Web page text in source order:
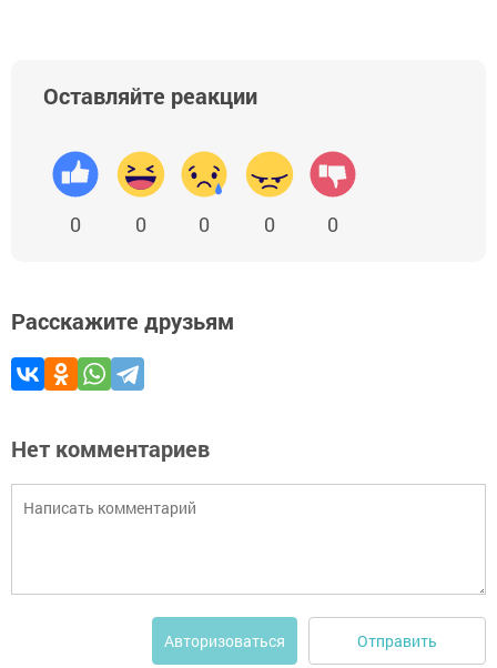
Оставляйте реакции
0 0 0 0 0
Расскажите друзьям
Нет комментариев
Авторизоваться Отправить